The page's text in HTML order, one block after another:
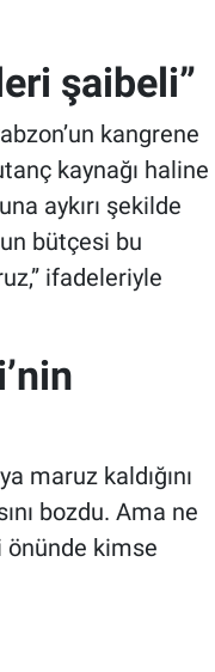
şaibeli”
kangrene
kaynağı haline
aykırı şekilde
bütçesi bu
ifadeleriyle
maruz kaldığını
bozdu. Ama ne
önünde kimse